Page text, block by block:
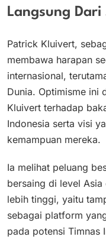
Langsung Dari
Patrick Kluivert,
membawa harapan
internasional,
Dunia. Optimisme ini
Kluivert terhadap
Indonesia serta visi
kemampuan mereka.
Ia melihat peluang
bersaing di level
lebih tinggi, yaitu
sebagai platform
pada potensi Timnas